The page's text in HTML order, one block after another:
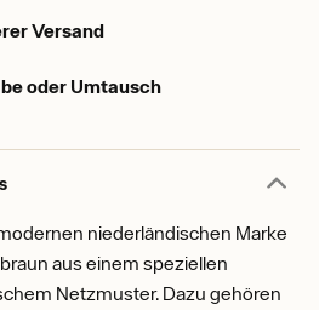
Versand
oder Umtausch
niederländischen Marke
aus einem speziellen
Netzmuster. Dazu gehören